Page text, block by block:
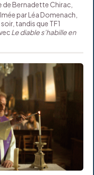
de Bernadette Chirac,
par Léa Domenach,
tandis que TF1
Le diable s’habille en